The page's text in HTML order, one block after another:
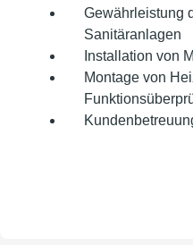
Gewährleistung
Sanitäranlagen
Installation von
Montage von